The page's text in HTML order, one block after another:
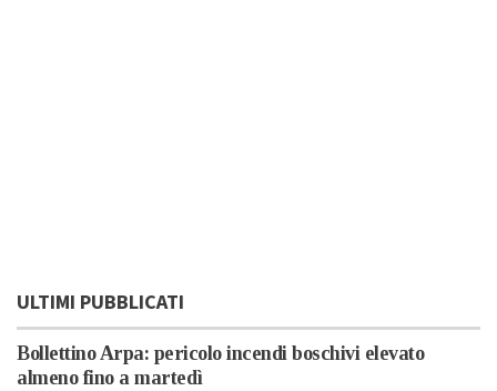
ULTIMI PUBBLICATI
Bollettino Arpa: pericolo incendi boschivi elevato
almeno fino a martedì